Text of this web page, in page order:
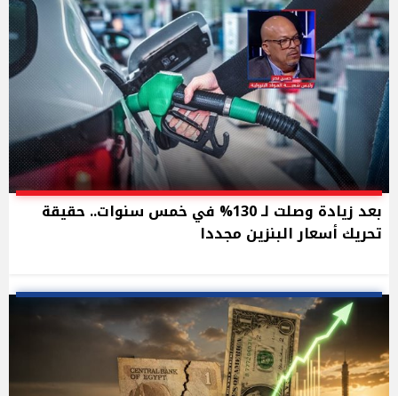
بعد زيادة وصلت لـ 130% في خمس سنوات.. حقيقة
تحريك أسعار البنزين مجددا